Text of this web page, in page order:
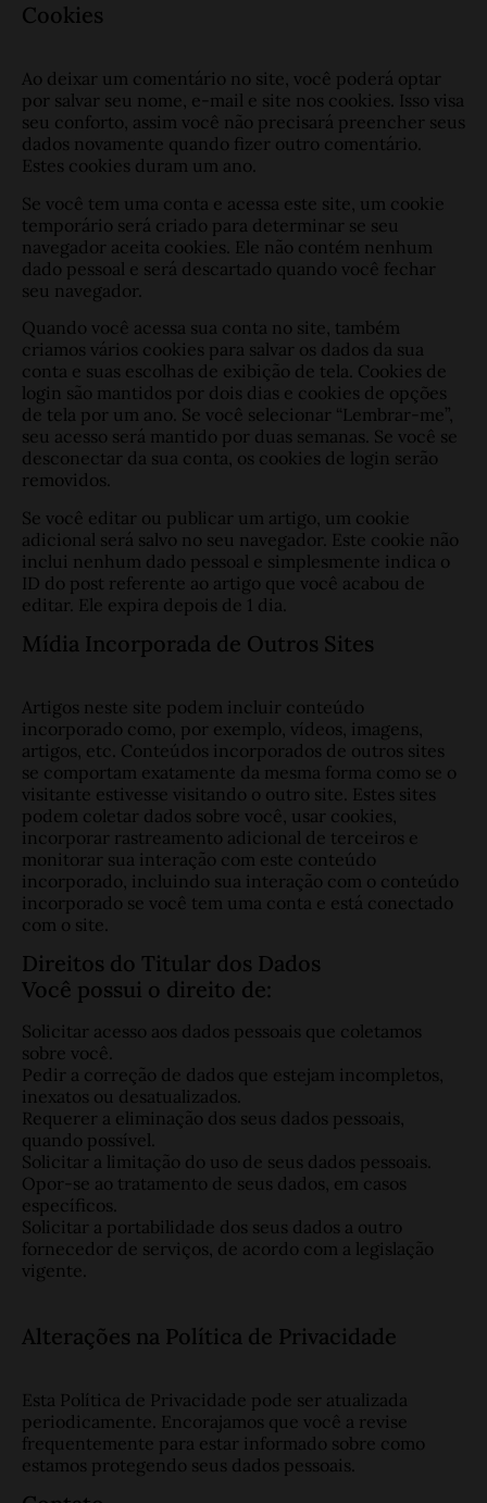
Cookies
Ao deixar um comentário no site, você poderá optar
por salvar seu nome, e-mail e site nos cookies. Isso visa
seu conforto, assim você não precisará preencher seus
dados novamente quando fizer outro comentário.
Estes cookies duram um ano.
Se você tem uma conta e acessa este site, um cookie
temporário será criado para determinar se seu
navegador aceita cookies. Ele não contém nenhum
dado pessoal e será descartado quando você fechar
seu navegador.
Quando você acessa sua conta no site, também
criamos vários cookies para salvar os dados da sua
conta e suas escolhas de exibição de tela. Cookies de
login são mantidos por dois dias e cookies de opções
de tela por um ano. Se você selecionar “Lembrar-me”,
seu acesso será mantido por duas semanas. Se você se
desconectar da sua conta, os cookies de login serão
removidos.
Se você editar ou publicar um artigo, um cookie
adicional será salvo no seu navegador. Este cookie não
inclui nenhum dado pessoal e simplesmente indica o
ID do post referente ao artigo que você acabou de
editar. Ele expira depois de 1 dia.
Mídia Incorporada de Outros Sites
Artigos neste site podem incluir conteúdo
incorporado como, por exemplo, vídeos, imagens,
artigos, etc. Conteúdos incorporados de outros sites
se comportam exatamente da mesma forma como se o
visitante estivesse visitando o outro site. Estes sites
podem coletar dados sobre você, usar cookies,
incorporar rastreamento adicional de terceiros e
monitorar sua interação com este conteúdo
incorporado, incluindo sua interação com o conteúdo
incorporado se você tem uma conta e está conectado
com o site.
Direitos do Titular dos Dados
Você possui o direito de:
Solicitar acesso aos dados pessoais que coletamos
sobre você.
Pedir a correção de dados que estejam incompletos,
inexatos ou desatualizados.
Requerer a eliminação dos seus dados pessoais,
quando possível.
Solicitar a limitação do uso de seus dados pessoais.
Opor-se ao tratamento de seus dados, em casos
específicos.
Solicitar a portabilidade dos seus dados a outro
fornecedor de serviços, de acordo com a legislação
vigente.
Alterações na Política de Privacidade
Esta Política de Privacidade pode ser atualizada
periodicamente. Encorajamos que você a revise
frequentemente para estar informado sobre como
estamos protegendo seus dados pessoais.